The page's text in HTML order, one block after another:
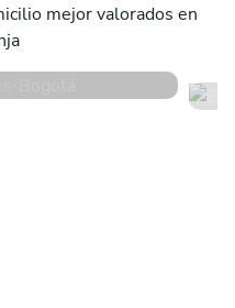
mejor valorados en